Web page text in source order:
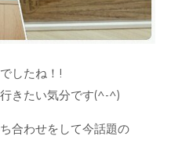
したね！!
きたい気分です(^-^)
合わせをして今話題の